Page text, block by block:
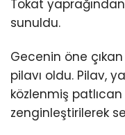
Tokat
sunuldu.
Gecenin öne
pilavı oldu. Pilav,
közlenmiş
zenginleştirilerek